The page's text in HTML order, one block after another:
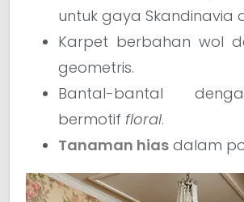
untuk gaya Skandinavia
Karpet berbahan wol
geometris.
Bantal-bantal
bermotif floral.
Tanaman hias dalam